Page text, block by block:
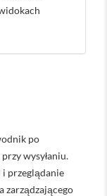
po
wysyłaniu.
przeglądanie
zarządzającego